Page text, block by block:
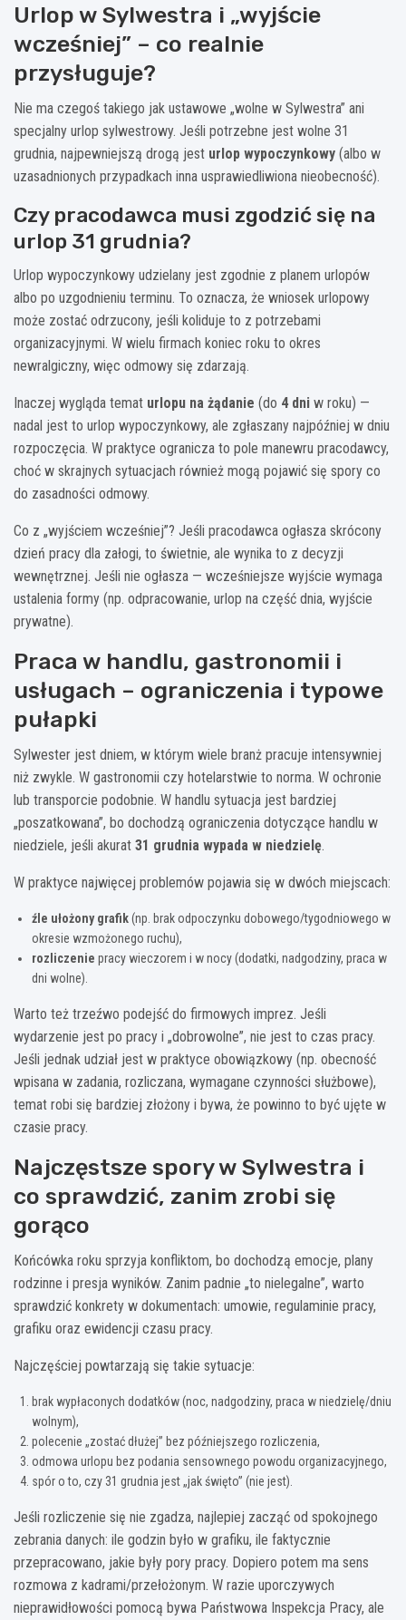
Urlop w Sylwestra i „wyjście
wcześniej” – co realnie
przysługuje?
Nie ma czegoś takiego jak ustawowe „wolne w Sylwestra” ani
specjalny urlop sylwestrowy. Jeśli potrzebne jest wolne 31
grudnia, najpewniejszą drogą jest urlop wypoczynkowy (albo w
uzasadnionych przypadkach inna usprawiedliwiona nieobecność).
Czy pracodawca musi zgodzić się na
urlop 31 grudnia?
Urlop wypoczynkowy udzielany jest zgodnie z planem urlopów
albo po uzgodnieniu terminu. To oznacza, że wniosek urlopowy
może zostać odrzucony, jeśli koliduje to z potrzebami
organizacyjnymi. W wielu firmach koniec roku to okres
newralgiczny, więc odmowy się zdarzają.
Inaczej wygląda temat urlopu na żądanie (do 4 dni w roku) —
nadal jest to urlop wypoczynkowy, ale zgłaszany najpóźniej w dniu
rozpoczęcia. W praktyce ogranicza to pole manewru pracodawcy,
choć w skrajnych sytuacjach również mogą pojawić się spory co
do zasadności odmowy.
Co z „wyjściem wcześniej”? Jeśli pracodawca ogłasza skrócony
dzień pracy dla załogi, to świetnie, ale wynika to z decyzji
wewnętrznej. Jeśli nie ogłasza — wcześniejsze wyjście wymaga
ustalenia formy (np. odpracowanie, urlop na część dnia, wyjście
prywatne).
Praca w handlu, gastronomii i
usługach – ograniczenia i typowe
pułapki
Sylwester jest dniem, w którym wiele branż pracuje intensywniej
niż zwykle. W gastronomii czy hotelarstwie to norma. W ochronie
lub transporcie podobnie. W handlu sytuacja jest bardziej
„poszatkowana”, bo dochodzą ograniczenia dotyczące handlu w
niedziele, jeśli akurat 31 grudnia wypada w niedzielę.
W praktyce najwięcej problemów pojawia się w dwóch miejscach:
źle ułożony grafik(np. brak odpoczynku dobowego/tygodniowego w
okresie wzmożonego ruchu),
rozliczenie pracy wieczorem i w nocy (dodatki, nadgodziny, praca w
dni wolne).
Warto też trzeźwo podejść do firmowych imprez. Jeśli
wydarzenie jest po pracy i „dobrowolne”, nie jest to czas pracy.
Jeśli jednak udział jest w praktyce obowiązkowy (np. obecność
wpisana w zadania, rozliczana, wymagane czynności służbowe),
temat robi się bardziej złożony i bywa, że powinno to być ujęte w
czasie pracy.
Najczęstsze spory w Sylwestra i
co sprawdzić, zanim zrobi się
gorąco
Końcówka roku sprzyja konfliktom, bo dochodzą emocje, plany
rodzinne i presja wyników. Zanim padnie „to nielegalne”, warto
sprawdzić konkrety w dokumentach: umowie, regulaminie pracy,
grafiku oraz ewidencji czasu pracy.
Najczęściej powtarzają się takie sytuacje:
brak wypłaconych dodatków (noc, nadgodziny, praca w niedzielę/dniu
wolnym),
polecenie „zostać dłużej” bez późniejszego rozliczenia,
odmowa urlopu bez podania sensownego powodu organizacyjnego,
spór o to, czy 31 grudnia jest „jak święto” (nie jest).
Jeśli rozliczenie się nie zgadza, najlepiej zacząć od spokojnego
zebrania danych: ile godzin było w grafiku, ile faktycznie
przepracowano, jakie były pory pracy. Dopiero potem ma sens
rozmowa z kadrami/przełożonym. W razie uporczywych
nieprawidłowości pomocą bywa Państwowa Inspekcja Pracy, ale